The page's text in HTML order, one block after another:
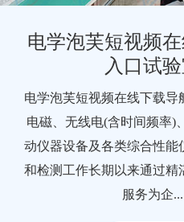
电学泡芙短视频
入口试
电学泡芙短视频在线下载导
电磁、无线电(含时间频率)、
动仪器设备及各类综合性能仪
和检测工作长期以来通过精
服务为企...